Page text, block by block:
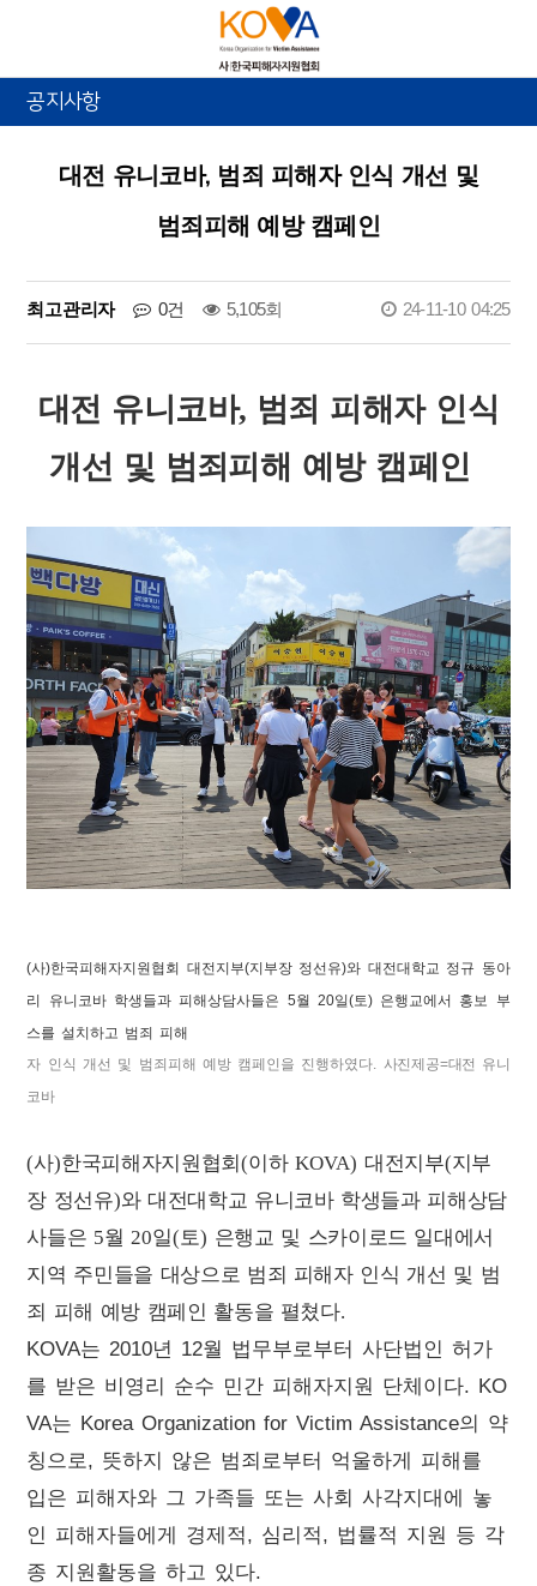
공지사항
대전 유니코바, 범죄 피해자 인식 개선 및
범죄피해 예방 캠페인
최고관리자 0건 5,105회 24-11-10 04:25
대전 유니코바, 범죄 피해자 인식
개선 및 범죄피해 예방 캠페인
(사)한국피해자지원협회 대전지부(지부장 정선유)와 대전대학교 정규 동아
리 유니코바 학생들과 피해상담사들은 5월 20일(토) 은행교에서 홍보 부
스를 설치하고 범죄 피해
자 인식 개선 및 범죄피해 예방 캠페인을 진행하였다. 사진제공=대전 유니
코바
(사)한국피해자지원협회 (이하 KOVA) 대전지부(지부
장 정선유)와 대전대학교 유니코바 학생들과 피해상담
사들은 5월20일(토) 은행교 및 스카이로드 일대에서
지역 주민들을 대상으로 범죄 피해자 인식 개선 및 범
죄 피해 예방 캠페인 활동을 펼쳤다.
KOVA는2010년 12월 법무부로부터 사단법인 허가
를 받은 비영리 순수 민간 피해자지원 단체이다. KO
VA는 Korea Organization for Victim Assistance의 약
칭으로, 뜻하지 않은 범죄로부터 억울하게 피해를
입은 피해자와 그 가족들 또는 사회 사각지대에 놓
인 피해자들에게 경제적, 심리적, 법률적 지원 등 각
종 지원활동을 하고 있다.